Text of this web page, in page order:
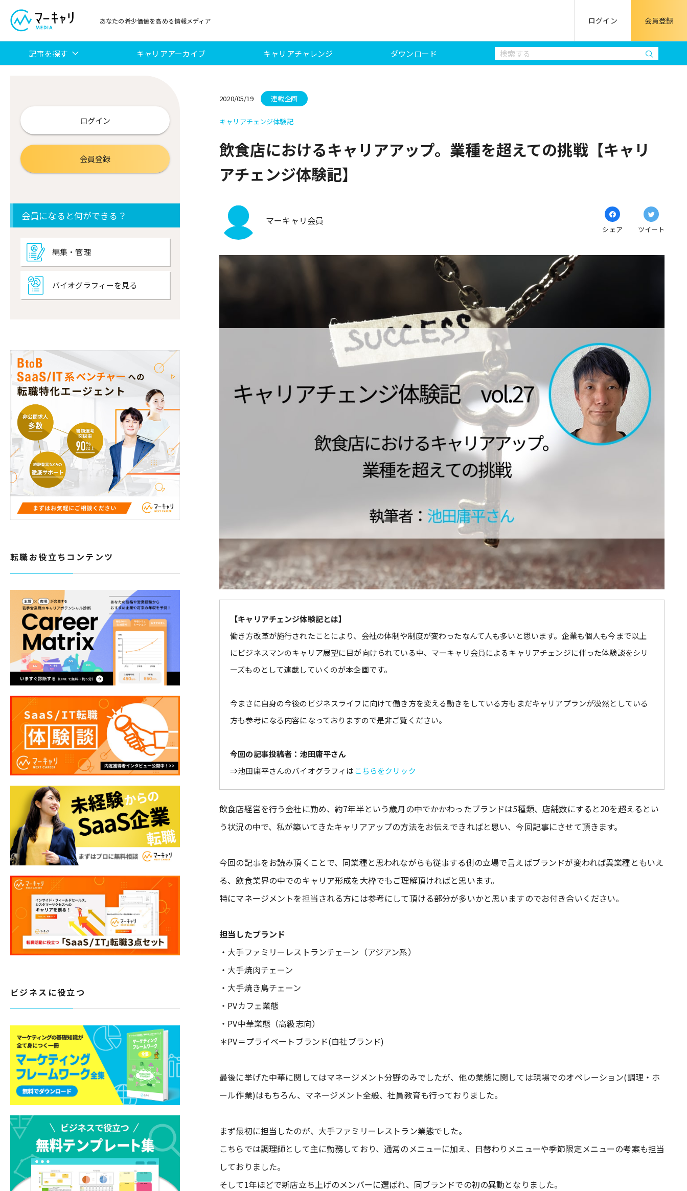
あなたの希少価値を高める情報メディア ログイン 会員登録
記事を探す キャリアアーカイブ キャリアチャレンジ ダウンロード
ログイン
会員登録
会員になると何ができる？
編集・管理
バイオグラフィーを見る
転職お役立ちコンテンツ
ビジネスに役立つ
2020/05/19 連載企画
キャリアチェンジ体験記
飲食店におけるキャリアアップ。業種を超えての挑戦【キャリ
アチェンジ体験記】
マーキャリ会員
シェア ツイート
【キャリアチェンジ体験記とは】
働き方改革が施行されたことにより、会社の体制や制度が変わったなんて人も多いと思います。企業も個人も今まで以上
にビジネスマンのキャリア展望に目が向けられている中、マーキャリ会員によるキャリアチェンジに伴った体験談をシリ
ーズものとして連載していくのが本企画です。
今まさに自身の今後のビジネスライフに向けて働き方を変える動きをしている方もまだキャリアプランが漠然としている
方も参考になる内容になっておりますので是非ご覧ください。
今回の記事投稿者：池田庸平さん
⇒池田庸平さんのバイオグラフィはこちらをクリック
飲食店経営を行う会社に勤め、約7年半という歳月の中でかかわったブランドは5種類、店舗数にすると20を超えるとい
う状況の中で、私が築いてきたキャリアアップの方法をお伝えできればと思い、今回記事にさせて頂きます。
今回の記事をお読み頂くことで、同業種と思われながらも従事する側の立場で言えばブランドが変われば異業種ともいえ
る、飲食業界の中でのキャリア形成を大枠でもご理解頂ければと思います。
特にマネージメントを担当される方には参考にして頂ける部分が多いかと思いますのでお付き合いください。
担当したブランド
・大手ファミリーレストランチェーン（アジアン系）
・大手焼肉チェーン
・大手焼き鳥チェーン
・PVカフェ業態
・PV中華業態（高級志向）
＊PV＝プライベートブランド(自社ブランド)
最後に挙げた中華に関してはマネージメント分野のみでしたが、他の業態に関しては現場でのオペレーション(調理・ホ
ール作業)はもちろん、マネージメント全般、社員教育も行っておりました。
まず最初に担当したのが、大手ファミリーレストラン業態でした。
こちらでは調理師として主に勤務しており、通常のメニューに加え、日替わりメニューや季節限定メニューの考案も担当
しておりました。
そして1年ほどで新店立ち上げのメンバーに選ばれ、同ブランドでの初の異動となりました。